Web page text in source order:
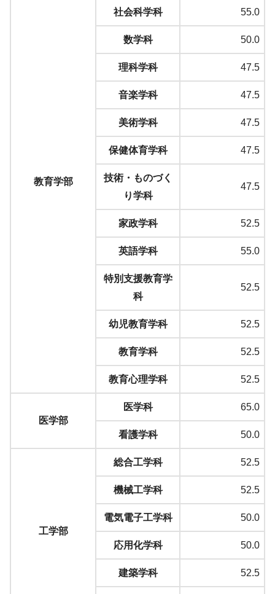
教育学部
社会科学科 55.0
数学科 50.0
理科学科 47.5
音楽学科 47.5
美術学科 47.5
保健体育学科 47.5
技術・ものづく
り学科
47.5
家政学科 52.5
英語学科 55.0
特別支援教育学
科
52.5
幼児教育学科 52.5
教育学科 52.5
教育心理学科 52.5
医学部
医学科 65.0
看護学科 50.0
工学部
総合工学科 52.5
機械工学科 52.5
電気電子工学科 50.0
応用化学科 50.0
建築学科 52.5